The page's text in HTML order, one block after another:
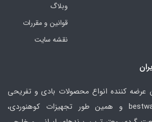
وبلاگ
قوانین و مقررات
نقشه سایت
عرضه کننده انواع محصولات بادی و تفریحی
برندهای intex و bestway و همین طور تجهیزات کوهنوردی،